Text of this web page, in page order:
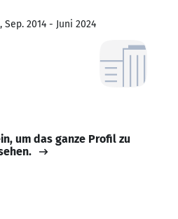
2014 - Juni 2024
um das ganze Profil zu